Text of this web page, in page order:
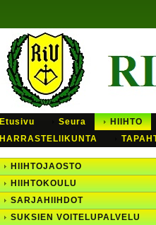
Etusivu Seura HIIHTO
HARRASTELIIKUNTA
HIIHTOJAOSTO
HIIHTOKOULU
SARJAHIIHDOT
SUKSIEN VOITELUPALVELU